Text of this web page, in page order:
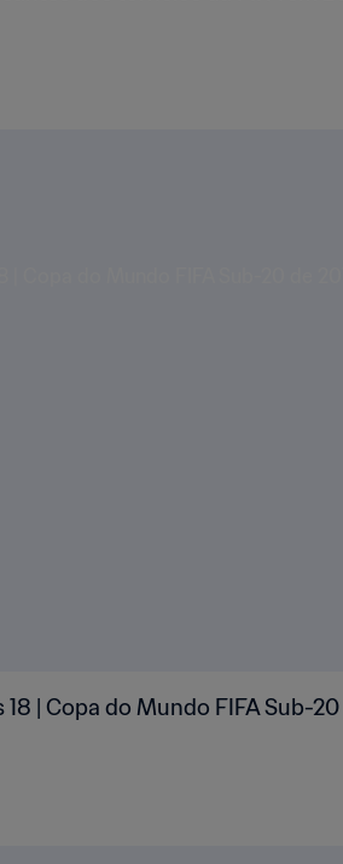
| Copa do Mundo FIFA Sub-20